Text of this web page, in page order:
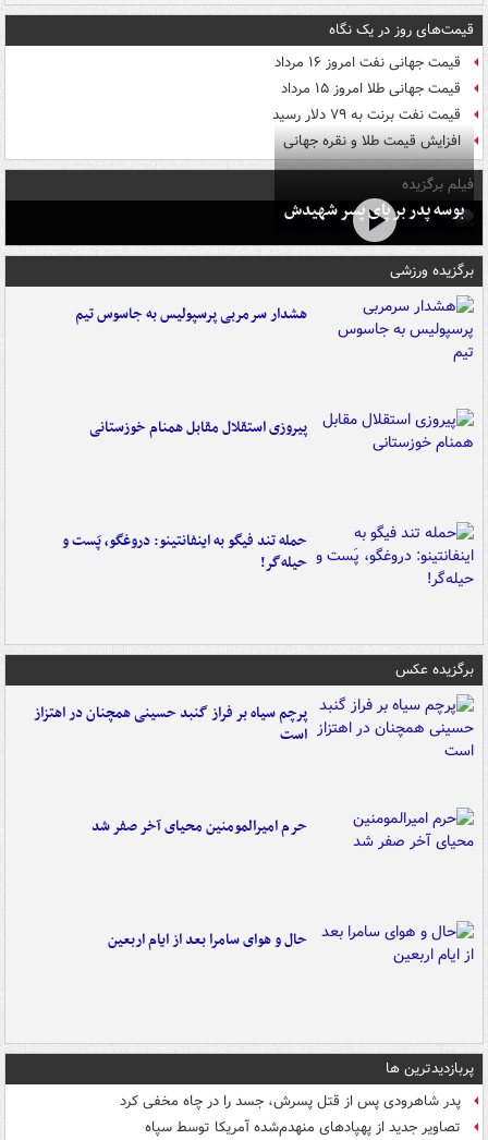
قیمت‌های روز در یک نگاه
قیمت جهانی نفت امروز ۱۶ مرداد
قیمت جهانی طلا امروز ۱۵ مرداد
قیمت نفت برنت به ۷۹ دلار رسید
افزایش قیمت طلا و نقره جهانی
فیلم برگزیده
بوسه‌ پدر بر پای پسر شهیدش
برگزیده ورزشی
هشدار سرمربی پرسپولیس به جاسوس تیم
پیروزی استقلال مقابل همنام خوزستانی
حمله تند فیگو به اینفانتینو: دروغگو، پَست‌ و
حیله‌گر!
برگزیده عکس
پرچم سیاه بر فراز گنبد حسینی همچنان در اهتزاز
است
حرم امیرالمومنین محیای آخر صفر شد
حال و هوای سامرا بعد از ایام اربعین
پربازدیدترین ها
پدر شاهرودی پس از قتل پسرش، جسد را در چاه مخفی کرد
تصاویر جدید از پهپادهای منهدم‌شده آمریکا توسط سپاه